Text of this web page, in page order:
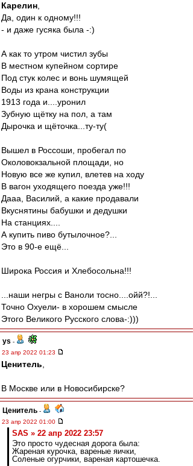
Карелин
Да, один к одному!!!
- и даже гусяка была -:)
А как то утром чистил зубы
В местном купейном сортире
Под стук колес и вонь шумящей
Воды из крана конструкции
1913 года и....уронил
Зубную щётку на пол, а там
Дырочка и щёточка...ту-ту(
Вышел в Россоши, пробегал по
Околовокзальной площади, но
Новую все же купил, влетев на ходу
В вагон уходящего поезда уже!!!
Дааа, Василий, а какие продавали
Вкуснятины бабушки и дедушки
На станциях....
А купить пиво бутылочное?...
Это в 90-е ещё...
Широка Россия и Хлебосольна!!!
...наши негры с Ваноли тосно....ойй?!...
Точно Охуели- в хорошем смысле
Этого Великого Русского слова-:)))
ys -
23 апр 2022 01:23
Ценитель
В Москве или в Новосибирске?
Ценитель -
23 апр 2022 01:00
SAS » 22 апр 2022 23:57
Это просто чудесная дорога была:
Жареная курочка, вареные яички,
Соленые огурчики, вареная картошечка.